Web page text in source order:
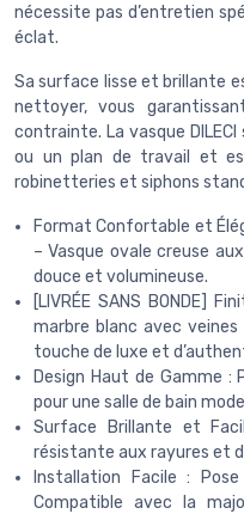
nécessite pas d’entretien
éclat.
Sa surface lisse et brillante
nettoyer, vous
contrainte. La vasque
ou un plan de travail et
robinetteries et siphons
Format Confortable et
– Vasque ovale creuse
douce et volumineuse.
[LIVRÉE SANS BONDE]
marbre blanc avec
touche de luxe et
Design Haut de Gamme :
pour une salle de bain
Surface Brillante et
résistante aux rayures et
Installation Facile :
Compatible avec la